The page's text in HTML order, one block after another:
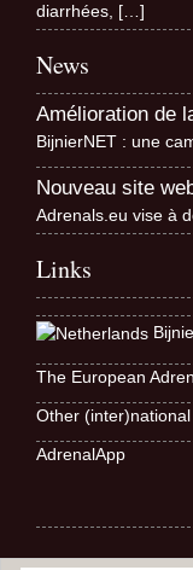
diarrhées, […]
News
Amélioration de
BijnierNET : une
Nouveau site
Adrenals.eu vise à
Links
The European
Other
AdrenalApp